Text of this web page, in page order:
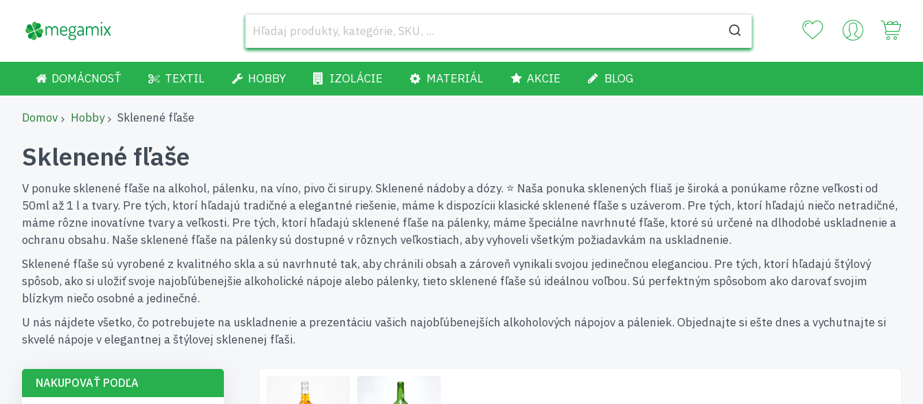
DOMÁCNOSŤ TEXTIL HOBBY IZOLÁCIE MATERIÁL AKCIE BLOG
Domov Hobby Sklenené fľaše
Sklenené fľaše
V ponuke sklenené fľaše na alkohol, pálenku, na víno, pivo či sirupy. Sklenené nádoby a dózy. ⭐ Naša ponuka sklenených fliaš je široká a ponúkame rôzne veľkosti od
50ml až 1 l a tvary. Pre tých, ktorí hľadajú tradičné a elegantné riešenie, máme k dispozícii klasické sklenené fľaše s uzáverom. Pre tých, ktorí hľadajú niečo netradičné,
máme rôzne inovatívne tvary a veľkosti. Pre tých, ktorí hľadajú sklenené fľaše na pálenky, máme špeciálne navrhnuté fľaše, ktoré sú určené na dlhodobé uskladnenie a
ochranu obsahu. Naše sklenené fľaše na pálenky sú dostupné v rôznych veľkostiach, aby vyhoveli všetkým požiadavkám na uskladnenie.
Sklenené fľaše sú vyrobené z kvalitného skla a sú navrhnuté tak, aby chránili obsah a zároveň vynikali svojou jedinečnou eleganciou. Pre tých, ktorí hľadajú štýlový
spôsob, ako si uložiť svoje najobľúbenejšie alkoholické nápoje alebo pálenky, tieto sklenené fľaše sú ideálnou voľbou. Sú perfektným spôsobom ako darovať svojim
blízkym niečo osobné a jedinečné.
U nás nájdete všetko, čo potrebujete na uskladnenie a prezentáciu vašich najobľúbenejších alkoholových nápojov a páleniek. Objednajte si ešte dnes a vychutnajte si
skvelé nápoje v elegantnej a štýlovej sklenenej fľaši.
NAKUPOVAŤ PODĽA